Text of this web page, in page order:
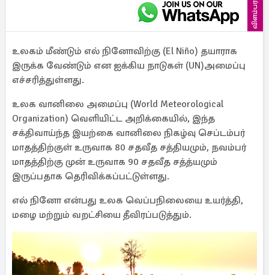
விளம்பரம்
உலகம் மீண்டும் எல் நினோவிற்கு (El Niño) தயாராக
இருக்க வேண்டும் என ஐக்கிய நாடுகள் (UN)அமைப்பு
எச்சரித்துள்ளது.
உலக வானிலை அமைப்பு (World Meteorological
Organization) வெளியிட்ட அறிக்கையில், இந்த
சக்திவாய்ந்த இயற்கை வானிலை நிகழ்வு செப்டம்பர்
மாதத்திற்குள் உருவாக 80 சதவீத சத்தியமும், நவம்பர்
மாதத்திற்கு முன் உருவாக 90 சதவீத சத்த்யமும்
இருப்பதாக தெரிவிக்கப்பட்டுள்ளது.
எல் நினோ என்பது உலக வெப்பநிலையை உயர்த்தி,
மழை மற்றும் வறட்சியை தீவிரப்படுத்தும்.